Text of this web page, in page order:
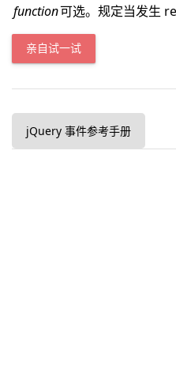
function可选。规定当发生
亲自试一试
jQuery 事件参考手册